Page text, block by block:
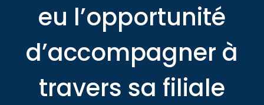
eu l’opportunité
d’accompagner à
travers sa filiale